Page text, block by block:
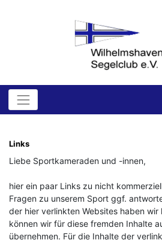
Links
Liebe Sportkameraden und -innen,
hier ein paar Links zu nicht
Fragen zu unserem Sport ggf.
der hier verlinkten Websites haben wir
können wir für diese fremden Inhalte
übernehmen. Für die Inhalte der